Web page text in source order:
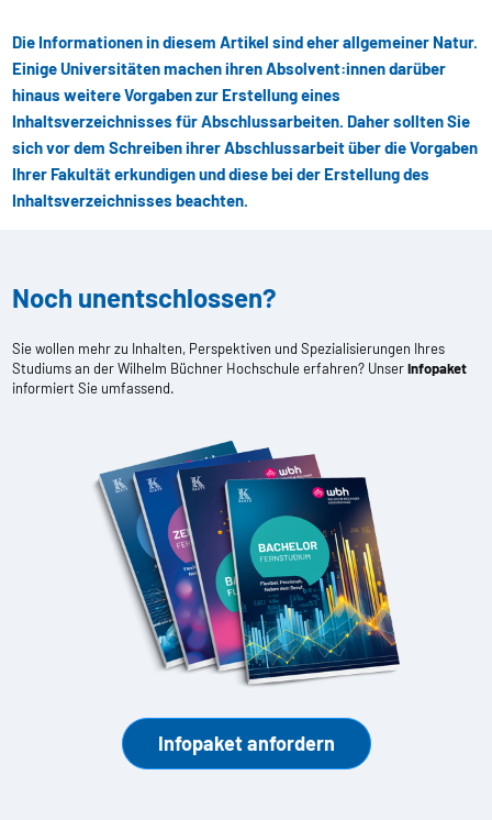
Die Informationen in diesem Artikel sind eher allgemeiner Natur.
Einige Universitäten machen ihren Absolvent:innen darüber
hinaus weitere Vorgaben zur Erstellung eines
Inhaltsverzeichnisses für Abschlussarbeiten. Daher sollten Sie
sich vor dem Schreiben ihrer Abschlussarbeit über die Vorgaben
Ihrer Fakultät erkundigen und diese bei der Erstellung des
Inhaltsverzeichnisses beachten.
Noch unentschlossen?
Sie wollen mehr zu Inhalten, Perspektiven und Spezialisierungen Ihres
Studiums an der Wilhelm Büchner Hochschule erfahren? UnserInfopaket
informiert Sie umfassend.
Infopaket anfordern